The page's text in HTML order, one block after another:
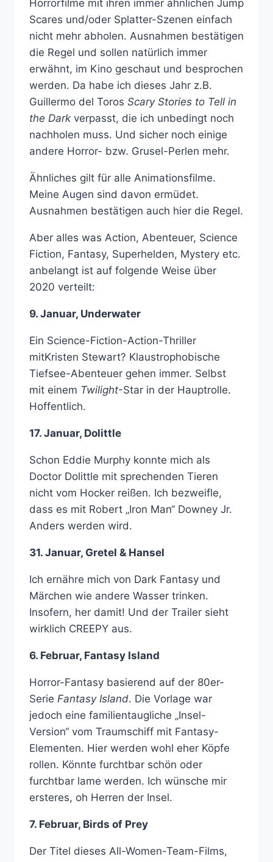
Horrorfilme mit ihren immer ähnlichen Jump
Scares und/oder Splatter-Szenen einfach
nicht mehr abholen. Ausnahmen bestätigen
die Regel und sollen natürlich immer
erwähnt, im Kino geschaut und besprochen
werden. Da habe ich dieses Jahr z.B.
Guillermo del Toros Scary Stories to Tell in
the Dark verpasst, die ich unbedingt noch
nachholen muss. Und sicher noch einige
andere Horror- bzw. Grusel-Perlen mehr.
Ähnliches gilt für alle Animationsfilme.
Meine Augen sind davon ermüdet.
Ausnahmen bestätigen auch hier die Regel.
Aber alles was Action, Abenteuer, Science
Fiction, Fantasy, Superhelden, Mystery etc.
anbelangt ist auf folgende Weise über
2020 verteilt:
9. Januar, Underwater
Ein Science-Fiction-Action-Thriller
mitKristen Stewart? Klaustrophobische
Tiefsee-Abenteuer gehen immer. Selbst
mit einem Twilight-Star in der Hauptrolle.
Hoffentlich.
17. Januar, Dolittle
Schon Eddie Murphy konnte mich als
Doctor Dolittle mit sprechenden Tieren
nicht vom Hocker reißen. Ich bezweifle,
dass es mit Robert „Iron Man“ Downey Jr.
Anders werden wird.
31. Januar, Gretel & Hansel
Ich ernähre mich von Dark Fantasy und
Märchen wie andere Wasser trinken.
Insofern, her damit! Und der Trailer sieht
wirklich CREEPY aus.
6. Februar, Fantasy Island
Horror-Fantasy basierend auf der 80er-
Serie Fantasy Island. Die Vorlage war
jedoch eine familientaugliche „Insel-
Version“ vom Traumschiff mit Fantasy-
Elementen. Hier werden wohl eher Köpfe
rollen. Könnte furchtbar schön oder
furchtbar lame werden. Ich wünsche mir
ersteres, oh Herren der Insel.
7. Februar, Birds of Prey
Der Titel dieses All-Women-Team-Films,